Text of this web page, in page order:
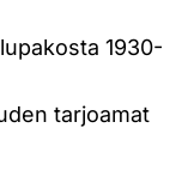
1930-
tarjoamat